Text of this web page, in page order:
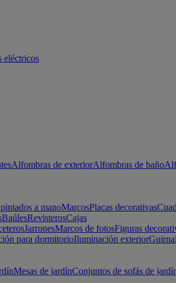
eléctricos
Alfombras de exteriorAlfombras de baño
a manoMarcosPlacas decorativas
BaúlesRevisterosCajas
JarronesMarcos de fotosFiguras
para dormitorioIluminación exterior
Mesas de jardínConjuntos de sofás de